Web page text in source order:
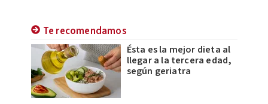
Te recomendamos
Ésta es la mejor dieta al
llegar a la tercera edad,
según geriatra